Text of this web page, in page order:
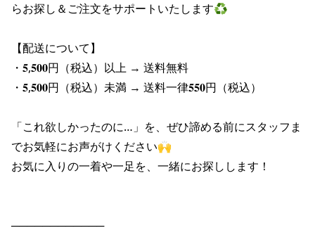
らお探し＆ご注文をサポートいたします♻️
【配送について】
・𝟓,𝟓𝟎𝟎円（税込）以上 → 送料無料
・𝟓,𝟓𝟎𝟎円（税込）未満 → 送料一律𝟓𝟓𝟎円（税込）
「これ欲しかったのに…」を、ぜひ諦める前にスタッフま
でお気軽にお声がけください🙌
お気に入りの一着や一足を、一緒にお探しします！
────────────